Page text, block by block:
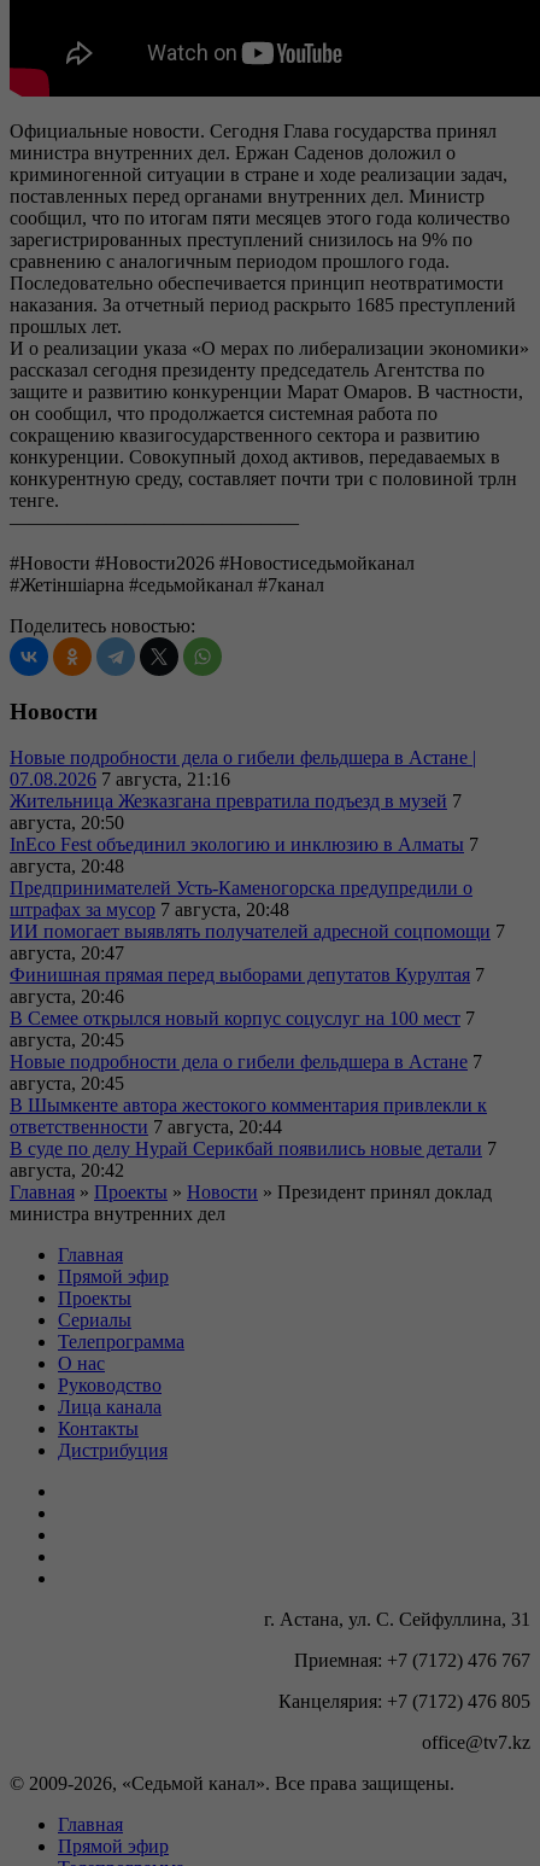
Официальные новости. Сегодня Глава государства принял
министра внутренних дел. Ержан Саденов доложил о
криминогенной ситуации в стране и ходе реализации задач,
поставленных перед органами внутренних дел. Министр
сообщил, что по итогам пяти месяцев этого года количество
зарегистрированных преступлений снизилось на 9% по
сравнению с аналогичным периодом прошлого года.
Последовательно обеспечивается принцип неотвратимости
наказания. За отчетный период раскрыто 1685 преступлений
прошлых лет.
И о реализации указа «О мерах по либерализации экономики»
рассказал сегодня президенту председатель Агентства по
защите и развитию конкуренции Марат Омаров. В частности,
он сообщил, что продолжается системная работа по
сокращению квазигосударственного сектора и развитию
конкуренции. Совокупный доход активов, передаваемых в
конкурентную среду, составляет почти три с половиной трлн
тенге.
———————————————
#Новости #Новости2026 #Новостиседьмойканал
#Жетіншіарна #седьмойканал #7канал
Поделитесь новостью:
Новости
Новые подробности дела о гибели фельдшера в Астане |
07.08.2026 7 августа, 21:16
Жительница Жезказгана превратила подъезд в музей 7
августа, 20:50
InEco Fest объединил экологию и инклюзию в Алматы 7
августа, 20:48
Предпринимателей Усть-Каменогорска предупредили о
штрафах за мусор 7 августа, 20:48
ИИ помогает выявлять получателей адресной соцпомощи 7
августа, 20:47
Финишная прямая перед выборами депутатов Курултая 7
августа, 20:46
В Семее открылся новый корпус соцуслуг на 100 мест 7
августа, 20:45
Новые подробности дела о гибели фельдшера в Астане 7
августа, 20:45
В Шымкенте автора жестокого комментария привлекли к
ответственности 7 августа, 20:44
В суде по делу Нурай Серикбай появились новые детали 7
августа, 20:42
Главная » Проекты » Новости » Президент принял доклад
министра внутренних дел
Главная
Прямой эфир
Проекты
Сериалы
Телепрограмма
О нас
Руководство
Лица канала
Контакты
Дистрибуция
г. Астана, ул. С. Сейфуллина, 31
Приемная: +7 (7172) 476 767
Канцелярия: +7 (7172) 476 805
office@tv7.kz
© 2009-2026, «Седьмой канал». Все права защищены.
Главная
Прямой эфир